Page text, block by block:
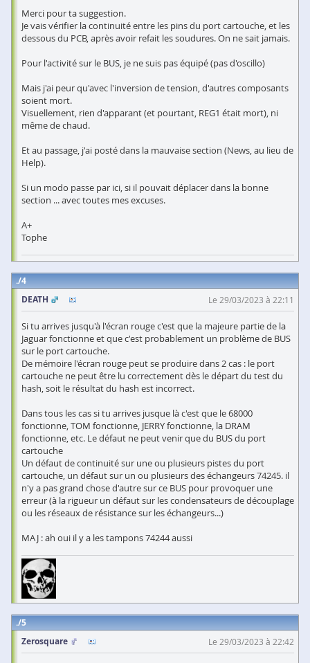
Merci pour ta suggestion.
Je vais vérifier la continuité entre les pins du port cartouche, et les
dessous du PCB, après avoir refait les soudures. On ne sait jamais.
Pour l'activité sur le BUS, je ne suis pas équipé (pas d'oscillo)
Mais j'ai peur qu'avec l'inversion de tension, d'autres composants
soient mort.
Visuellement, rien d'apparant (et pourtant, REG1 était mort), ni
même de chaud.
Et au passage, j'ai posté dans la mauvaise section (News, au lieu de
Help).
Si un modo passe par ici, si il pouvait déplacer dans la bonne
section ... avec toutes mes excuses.
A+
Tophe
4
DEATH
Le 29/03/2023 à 22:11
Si tu arrives jusqu'à l'écran rouge c'est que la majeure partie de la
Jaguar fonctionne et que c'est probablement un problème de BUS
sur le port cartouche.
De mémoire l'écran rouge peut se produire dans 2 cas : le port
cartouche ne peut être lu correctement dès le départ du test du
hash, soit le résultat du hash est incorrect.
Dans tous les cas si tu arrives jusque là c'est que le 68000
fonctionne, TOM fonctionne, JERRY fonctionne, la DRAM
fonctionne, etc. Le défaut ne peut venir que du BUS du port
cartouche
Un défaut de continuité sur une ou plusieurs pistes du port
cartouche, un défaut sur un ou plusieurs des échangeurs 74245. il
n'y a pas grand chose d'autre sur ce BUS pour provoquer une
erreur (à la rigueur un défaut sur les condensateurs de découplage
ou les réseaux de résistance sur les échangeurs...)
MAJ : ah oui il y a les tampons 74244 aussi
5
Zerosquare
Le 29/03/2023 à 22:42